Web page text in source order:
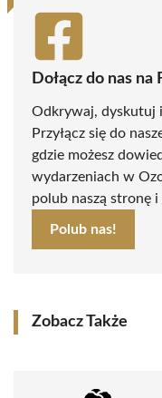
Dołącz do nas na
Odkrywaj, dyskutuj
Przyłącz się do
gdzie możesz
wydarzeniach w
polub naszą stronę i
Polub nas!
Zobacz Także